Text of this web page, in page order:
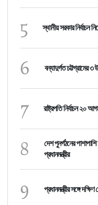
5 স্থানীয় সরকার নির্বাচন
6 বন্যাদুর্গত চট্টগ্রামের
7 রাষ্ট্রপতি নির্বাচন ২০
8
দেশ পুনর্গঠনের
প্রধানমন্ত্রীর
9 প্রধানমন্ত্রীর সঙ্গে দক্ষিণ